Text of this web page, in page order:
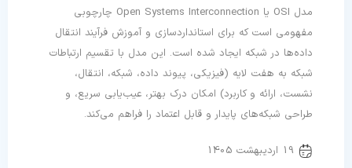
مدل OSI یا Open Systems Interconnection چارچوبی
مفهومی است که برای استانداردسازی و آموزش فرآیند انتقال
داده‌ها در شبکه ایجاد شده است. این مدل با تقسیم ارتباطات
شبکه به هفت لایه (فیزیکی، پیوند داده، شبکه، انتقال،
نشست، ارائه و کاربرد) امکان درک بهتر، عیب‌یابی سریع، و
طراحی شبکه‌های پایدار و قابل اعتماد را فراهم می‌کند.
19 اردیبهشت 1405